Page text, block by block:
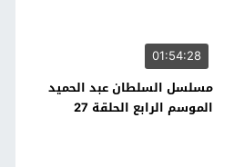
01:54:28
مسلسل السلطان عبد الحميد
الموسم الرابع الحلقة 27